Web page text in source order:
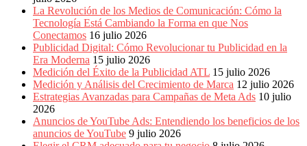
Free
RRPP,
Spots,
Comerciales,
Periodismo,
Revistas,
Magazines
ATL,
La Revolución de los Medios de Comunicación: Cómo la
Tecnología Está Cambiando la Forma en que Nos
Conectamos 16 julio 2026
Publicidad Digital: Cómo Revolucionar tu Publicidad en la
Era Moderna 15 julio 2026
Medición del Éxito de la Publicidad ATL 15 julio 2026
Medición y Análisis del Crecimiento de Marca 12 julio 2026
Estrategias Avanzadas para Campañas de Meta Ads 10 julio
2026
Anuncios de YouTube Ads: Entendiendo los beneficios de los
anuncios de YouTube 9 julio 2026